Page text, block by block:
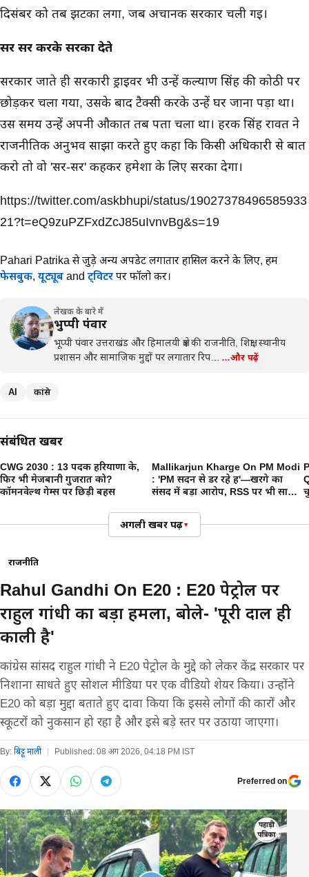
दिसंबर को तब झटका लगा, जब अचानक सरकार चली गई।
सर सर करके सरका देते
सरकार जाते ही सरकारी ड्राइवर भी उन्हें कल्याण सिंह की कोठी पर
छोड़कर चला गया, उसके बाद टैक्सी करके उन्हें घर जाना पड़ा था।
उस समय उन्हें अपनी औकात तब पता चला था। हरक सिंह रावत ने
राजनीतिक अनुभव साझा करते हुए कहा कि किसी अधिकारी से बात
करो तो वो 'सर-सर' कहकर हमेशा के लिए सरका देगा।
https://twitter.com/askbhupi/status/19027378496585933
21?t=eQ9zuPZFxdZcJ85uIvnvBg&s=19
Pahari Patrika से जुड़े अन्य अपडेट लगातार हासिल करने के लिए, हमें
फेसबुक, यूट्यूब and ट्विटर पर फॉलो करें।
लेखक के बारे में
भुप्पी पंवार
भूप्पी पंवार उत्तराखंड और हिमालयी क्षेत्र की राजनीति, शिक्षा, स्थानीय
प्रशासन और सामाजिक मुद्दों पर लगातार रिप…
…और पढ़ें
AI कांग्रेस
संबंधित खबरें
CWG 2030 : 13 पदक हरियाणा के,
फिर भी मेजबानी गुजरात को?
कॉमनवेल्थ गेम्स पर छिड़ी बहस
Mallikarjun Kharge On PM Modi
: 'PM सदन से डर रहे हैं'—खरगे का
संसद में बड़ा आरोप, RSS पर भी साधा
अगली खबर पढ़ें▾
राजनीति
Rahul Gandhi On E20 : E20 पेट्रोल पर
राहुल गांधी का बड़ा हमला, बोले- 'पूरी दाल ही
काली है'
कांग्रेस सांसद राहुल गांधी ने E20 पेट्रोल के मुद्दे को लेकर केंद्र सरकार पर
निशाना साधते हुए सोशल मीडिया पर एक वीडियो शेयर किया। उन्होंने
E20 को बड़ा मुद्दा बताते हुए दावा किया कि इससे लोगों की कारों और
स्कूटरों को नुकसान हो रहा है और इसे बड़े स्तर पर उठाया जाएगा।
By: बिट्टू माली Published: 08 अग 2026, 04:18 PM IST
Preferred on